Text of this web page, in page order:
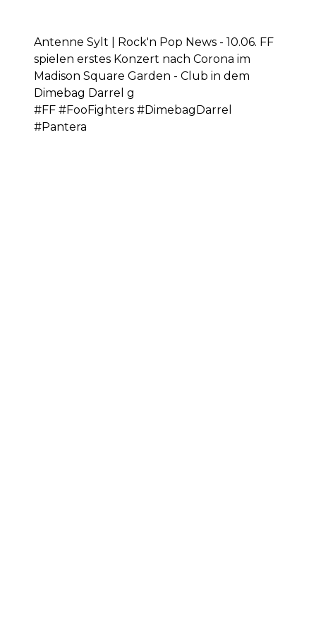
Antenne Sylt | Rock'n Pop News - 10.06. FF
spielen erstes Konzert nach Corona im
Madison Square Garden - Club in dem
Dimebag Darrel g
#FF #FooFighters #DimebagDarrel
#Pantera